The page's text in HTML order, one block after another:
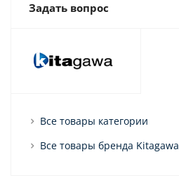
Задать вопрос
Все товары категории
Все товары бренда Kitagawa